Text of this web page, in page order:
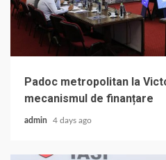
Padoc metropolitan la
mecanismul de finanțare
admin 4 days ago